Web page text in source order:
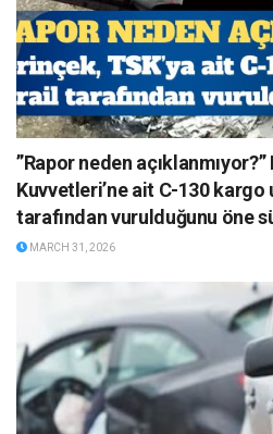
”Rapor neden
Kuvvetleri’ne ait C-130 kargo
tarafından vurulduğunu öne
MARCH 31, 2026